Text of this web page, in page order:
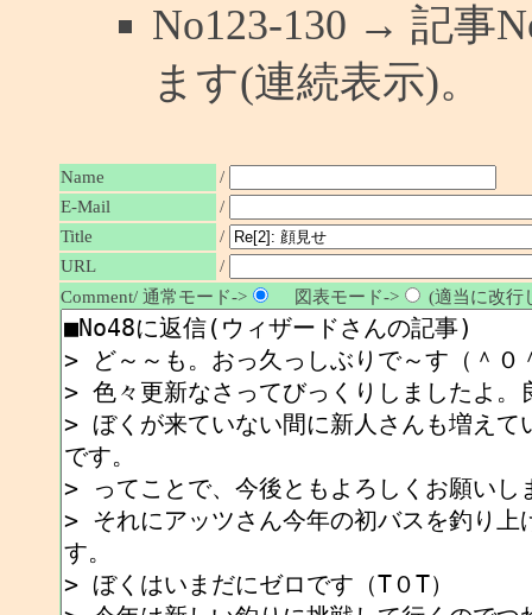
No123-130 → 記事
ます(連続表示)。
Name
/
E-Mail
/
Title
/
URL
/
Comment/ 通常モード->
図表モード-> (適当に改行